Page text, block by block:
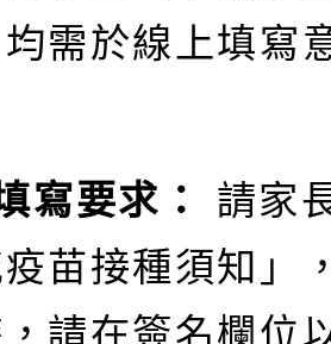
需於線上填寫
寫要求：
請家
疫苗接種須知」
請在簽名欄位